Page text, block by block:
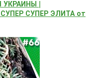
УКРАИНЫ |
СУПЕР ЭЛИТА от